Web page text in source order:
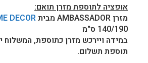
אופציה לתוספת מזרן תואם:
מזרן AMBASSADOR מבית
DECOR
140/190 ס"מ
במידה ויירכש מזרן כתוספת, המשלוח
תוספת תשלום.